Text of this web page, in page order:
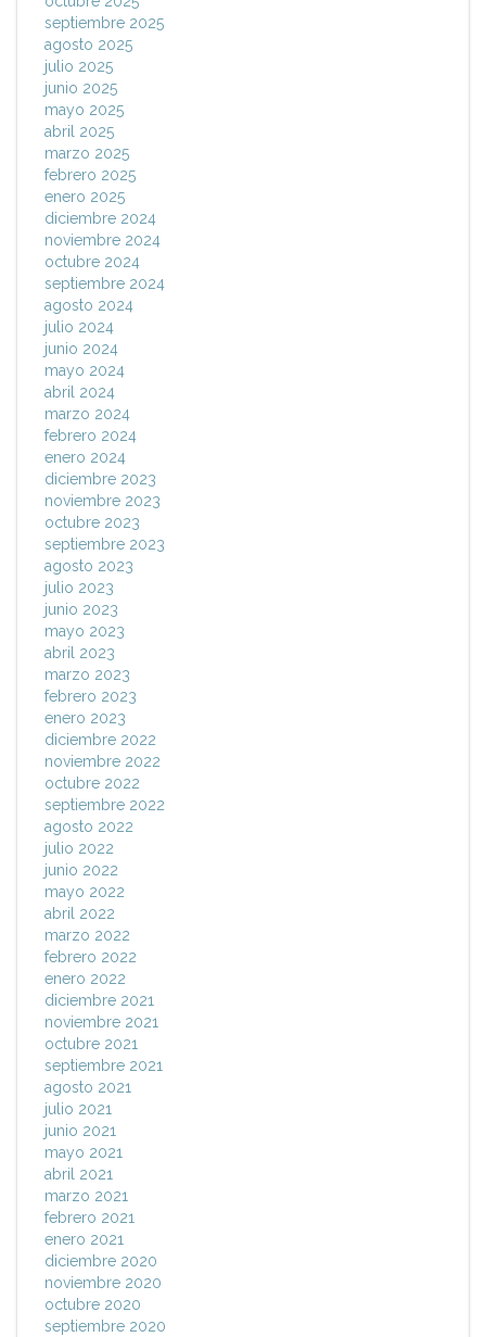
septiembre 2025
agosto 2025
julio 2025
junio 2025
mayo 2025
abril 2025
marzo 2025
febrero 2025
enero 2025
diciembre 2024
noviembre 2024
octubre 2024
septiembre 2024
agosto 2024
julio 2024
junio 2024
mayo 2024
abril 2024
marzo 2024
febrero 2024
enero 2024
diciembre 2023
noviembre 2023
octubre 2023
septiembre 2023
agosto 2023
julio 2023
junio 2023
mayo 2023
abril 2023
marzo 2023
febrero 2023
enero 2023
diciembre 2022
noviembre 2022
octubre 2022
septiembre 2022
agosto 2022
julio 2022
junio 2022
mayo 2022
abril 2022
marzo 2022
febrero 2022
enero 2022
diciembre 2021
noviembre 2021
octubre 2021
septiembre 2021
agosto 2021
julio 2021
junio 2021
mayo 2021
abril 2021
marzo 2021
febrero 2021
enero 2021
diciembre 2020
noviembre 2020
octubre 2020
septiembre 2020